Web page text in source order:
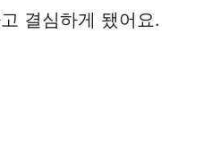
결심하게 됐어요.